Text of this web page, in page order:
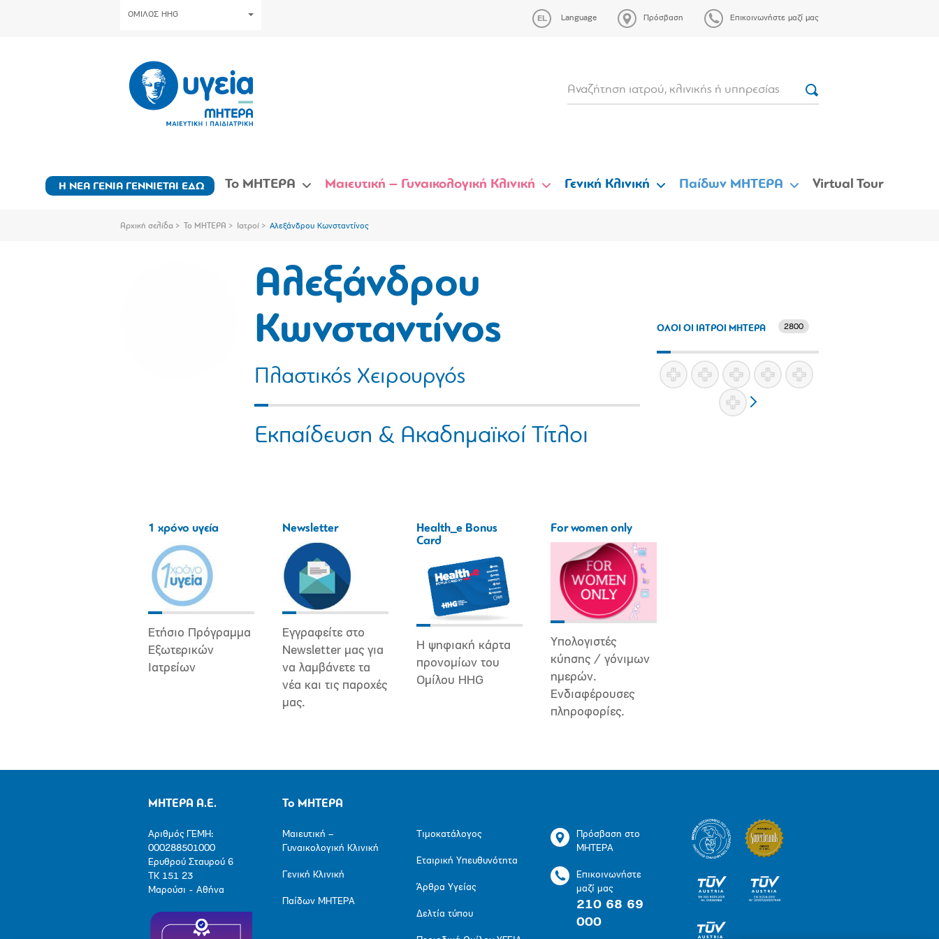
ΟΜΙΛΟΣ HHG Language Πρόσβαση Επικοινωνήστε μαζί μας
Η ΝΕΑ ΓΕΝΙΑ ΓΕΝΝΙΕΤΑΙ ΕΔΩ Το ΜΗΤΕΡΑ Μαιευτική – Γυναικολογική Κλινική Γενική Κλινική Παίδων ΜΗΤΕΡΑ Virtual Tour
Αρχική σελίδα Το ΜΗΤΕΡΑ Ιατροί Αλεξάνδρου Κωνσταντίνος
Αλεξάνδρου
Κωνσταντίνος
Πλαστικός Χειρουργός
Εκπαίδευση & Ακαδημαϊκοί Τίτλοι
ΟΛΟΙ ΟΙ ΙΑΤΡΟΙ ΜΗΤΕΡΑ 2800
1 χρόνο υγεία
Ετήσιο Πρόγραμμα
Εξωτερικών
Ιατρείων
Newsletter
Εγγραφείτε στο
Newsletter μας για
να λαμβάνετε τα
νέα και τις παροχές
μας.
Health_e Bonus
Card
Η ψηφιακή κάρτα
προνομίων του
Ομίλου HHG
For women only
Υπολογιστές
κύησης / γόνιμων
ημερών.
Ενδιαφέρουσες
πληροφορίες.
ΜΗΤΕΡΑ Α.Ε.
Αριθμός ΓΕΜΗ:
000288501000
Ερυθρού Σταυρού 6
ΤΚ 151 23
Μαρούσι - Αθήνα
Το ΜΗΤΕΡΑ
Μαιευτική –
Γυναικολογική Κλινική
Γενική Κλινική
Παίδων ΜΗΤΕΡΑ
Τιμοκατάλογος
Εταιρική Υπευθυνότητα
Άρθρα Υγείας
Δελτία τύπου
Πρόσβαση στο
ΜΗΤΕΡΑ
Επικοινωνήστε
μαζί μας
210 68 69
000